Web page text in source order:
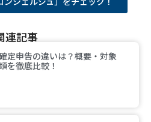
連記事
定申告の違いは？概要・対象
を徹底比較！